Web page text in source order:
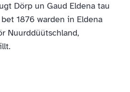
Dörp un Gaud Eldena tau
1876 warden in Eldena
Nuurddüütschland,